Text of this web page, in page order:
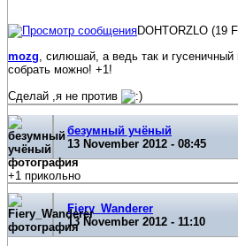
DOHTORZLO (19
mozg, силюшай, а ведь так и
собрать можно! +1!
Сделай ,я не против
безумный учёный
13 November 2012 - 08:45
+1 прикольно
Fiery_Wanderer
13 November 2012 - 11:10